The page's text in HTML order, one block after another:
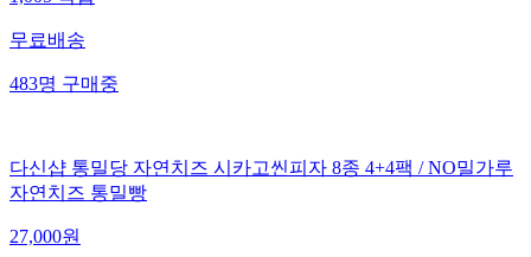
무료배송
483명구매중
다신샵 통밀당 자연치즈 시카고씬피자 8종 4+4팩 / NO밀가루
자연치즈 통밀빵
27,000원